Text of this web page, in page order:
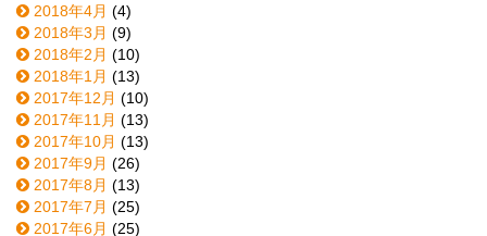
2018年4月 (4)
2018年3月 (9)
2018年2月 (10)
2018年1月 (13)
2017年12月 (10)
2017年11月 (13)
2017年10月 (13)
2017年9月 (26)
2017年8月 (13)
2017年7月 (25)
2017年6月 (25)